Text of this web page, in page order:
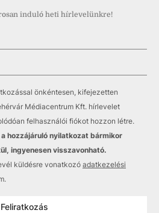
induló heti hírlevelünkre!
önkéntesen, kifejezetten
Médiacentrum Kft. hírlevelet
felhasználói fiókot hozzon létre.
hozzájáruló nyilatkozat bármikor
ingyenesen visszavonható.
küldésre vonatkozó adatkezelési
Feliratkozás